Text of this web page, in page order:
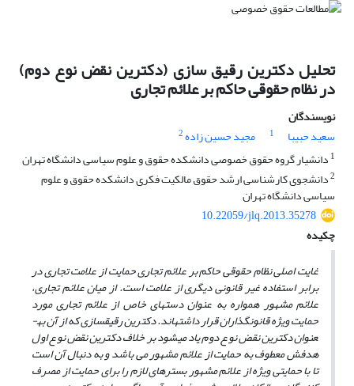
تحلیل دکترین رقیق سازی (دکترین نقض نوع دوم)
در نظام حقوقی حاکم بر علائم تجاری
نویسندگان
سعید حبیبا
1 مجید حسین زاده2
1 دانشیار گروه حقوق خصوصی دانشکده حقوق و علوم سیاسی دانشگاه تهران
2دانشجوی کارشناسی ارشد حقوق مالکیت فکری دانشکده حقوق و علوم
سیاسی دانشگاه تهران
10.22059/jlq.2013.35278
چکیده
غایت اصلی نظام حقوقی حاکم بر علائم تجاری حمایت از علامت تجاری در
برابر استفاده غیر قانونی دیگری از علامت است. از میان علائم تجاری،
علائم مشهور همواره به عنوان دسته­ای خاص از علائم تجاری مورد
حمایت ویژه قانونگذاران قرار داشته­اند. دکترین رقیق­سازی که از آن به­
عنوان دکترین نقض نوع دوم یاد می­شود بر خلاف دکترین نقض نوع اول
هدفش معطوف به حمایت از علائم مشهور می باشد و به دنبال آن است
تا با حمایتی ویژه از علائم مشهور بسترهای لازم را برای حمایت از مصرف